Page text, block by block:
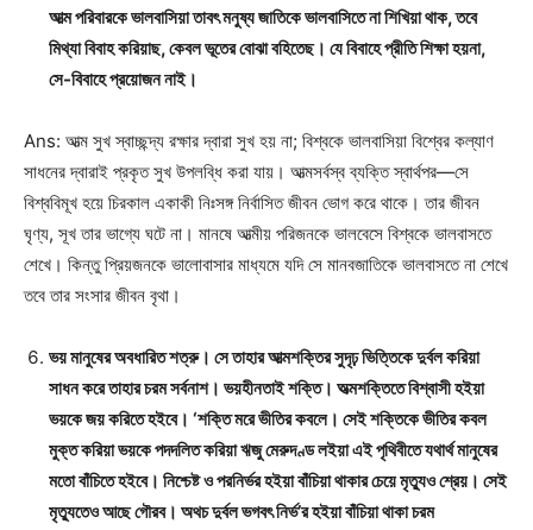
আত্ম পরিবারকে ভালবাসিয়া তাবৎ মনুষ্য জাতিকে ভালবাসিতে না শিখিয়া থাক, তবে
মিথ্যা বিবাহ করিয়াছ, কেবল ভূতের বোঝা বহিতেছ। যে বিবাহে প্রীতি শিক্ষা হয়না,
সে-বিবাহে প্রয়োজন নাই।
Ans: আত্ম সুখ স্বাচ্ছন্দ্য রক্ষার দ্বারা সুখ হয় না; বিশ্বকে ভালবাসিয়া বিশ্বের কল্যাণ
সাধনের দ্বারাই প্রকৃত সুখ উপলব্ধি করা যায়। আত্মসর্বস্ব ব্যক্তি স্বার্থপর—সে
বিশ্ববিমূখ হয়ে চিরকাল একাকী নিঃসঙ্গ নির্বাসিত জীবন ভোগ করে থাকে। তার জীবন
ঘৃণ্য, সূখ তার ভাগ্যে ঘটে না। মানষে আত্মীয় পরিজনকে ভালবেসে বিশ্বকে ভালবাসতে
শেখে। কিন্তু প্রিয়জনকে ভালোবাসার মাধ্যমে যদি সে মানবজাতিকে ভালবাসতে না শেখে
তবে তার সংসার জীবন বৃথা।
ভয় মানুষের অবধারিত শত্রু। সে তাহার আত্মশক্তির সুদৃঢ় ভিত্তিকে দুর্বল করিয়া
সাধন করে তাহার চরম সর্বনাশ। ভয়হীনতাই শক্তি। অত্মশক্তিতে বিশ্বাসী হইয়া
ভয়কে জয় করিতে হইবে। ‘শক্তি মরে ভীতির কবলে। সেই শক্তিকে ভীতির কবল
মুক্ত করিয়া ভয়কে পদদলিত করিয়া ঋজু মেরুদণ্ড লইয়া এই পৃথিবীতে যথার্থ মানুষের
মতো বাঁচিতে হইবে। নিশ্চেষ্ট ও পরনির্ভর হইয়া বাঁচিয়া থাকার চেয়ে মৃত্যুও শ্রেয়। সেই
মৃত্যুতেও আছে গৌরব। অথচ দুর্বল ভগবৎ নির্ভ’র হইয়া বাঁচিয়া থাকা চরম